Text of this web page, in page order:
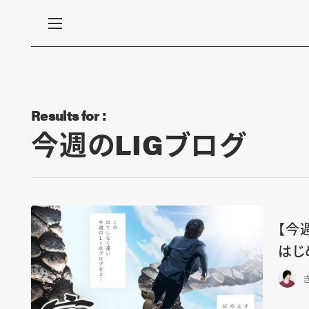
Results for :
今週のLIGブログ
【
はじ